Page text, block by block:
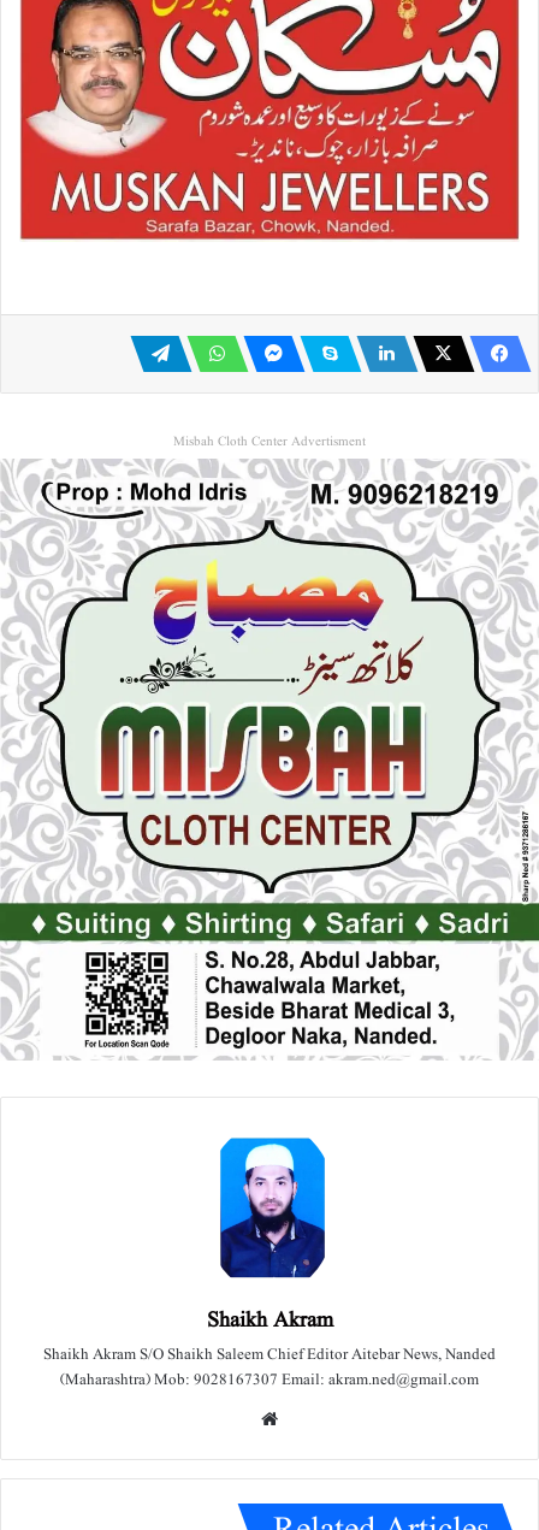
Misbah Cloth Center Advertisment
Shaikh Akram
Shaikh Akram S/O Shaikh Saleem Chief Editor Aitebar News, Nanded
(Maharashtra) Mob: 9028167307 Email: akram.ned@gmail.com
e